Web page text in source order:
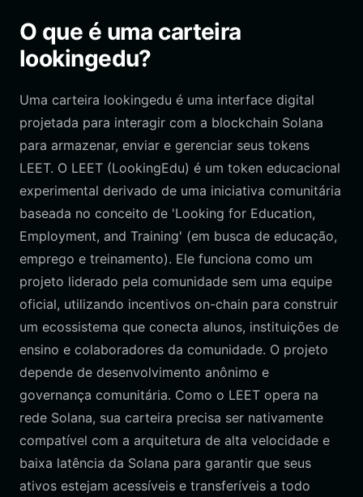
O que é uma carteira
lookingedu?
Uma carteira lookingedu é uma interface digital
projetada para interagir com a blockchain Solana
para armazenar, enviar e gerenciar seus tokens
LEET. O LEET (LookingEdu) é um token educacional
experimental derivado de uma iniciativa comunitária
baseada no conceito de 'Looking for Education,
Employment, and Training' (em busca de educação,
emprego e treinamento). Ele funciona como um
projeto liderado pela comunidade sem uma equipe
oficial, utilizando incentivos on-chain para construir
um ecossistema que conecta alunos, instituições de
ensino e colaboradores da comunidade. O projeto
depende de desenvolvimento anônimo e
governança comunitária. Como o LEET opera na
rede Solana, sua carteira precisa ser nativamente
compatível com a arquitetura de alta velocidade e
baixa latência da Solana para garantir que seus
ativos estejam acessíveis e transferíveis a todo